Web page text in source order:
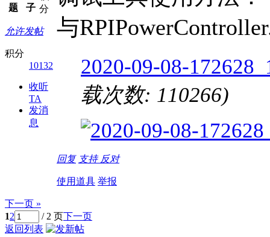
题 子 分
允许发帖
积分
10132
收听
TA
发消
息
与
2020-09-08-
载次数: 110266)
回复 支持 反对
使用道具 举报
下一页 »
12 / 2 页下一页
返回列表